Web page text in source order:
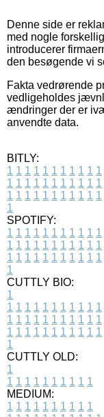
Denne side er
med nogle
introducerer
den besøgende vi
Fakta vedrørende
vedligeholdes
ændringer der er
anvendte data.
BITLY:
1 1 1 1 1 1 1 1 1 1 1
1 1 1 1 1 1 1 1 1 1 1
1 1 1 1 1 1 1 1 1 1 1
1
SPOTIFY:
1 1 1 1 1 1 1 1 1 1 1
1 1 1 1 1 1 1 1 1 1 1
1 1 1 1 1 1 1 1 1 1 1
1
CUTTLY BIO:
1
1 1 1 1 1 1 1 1 1 1 1
1 1 1 1 1 1 1 1 1 1 1
1 1 1 1 1 1 1 1 1 1 1
1
CUTTLY OLD:
1
1 1 1 1 1 1 1 1 1 1
MEDIUM:
1 1 1 1 1 1 1 1 1 1